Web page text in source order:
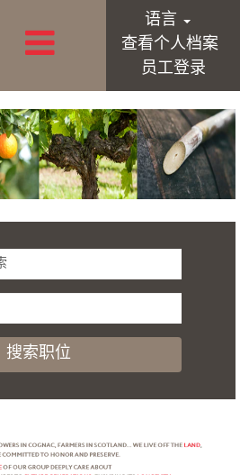
语言
查看个人档案
员工登录
搜索职位